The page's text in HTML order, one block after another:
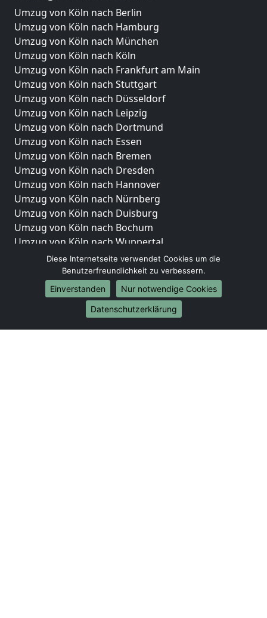
Umzug von Köln nach Berlin
Umzug von Köln nach Hamburg
Umzug von Köln nach München
Umzug von Köln nach Köln
Umzug von Köln nach Frankfurt am Main
Umzug von Köln nach Stuttgart
Umzug von Köln nach Düsseldorf
Umzug von Köln nach Leipzig
Umzug von Köln nach Dortmund
Umzug von Köln nach Essen
Umzug von Köln nach Bremen
Umzug von Köln nach Dresden
Umzug von Köln nach Hannover
Umzug von Köln nach Nürnberg
Umzug von Köln nach Duisburg
Umzug von Köln nach Bochum
Umzug von Köln nach Wuppertal
Umzug von Köln nach Bielefeld
Umzug von Köln nach Bonn
Umzug von Köln nach Münster
Internationale-Umzüge
Umzug von Köln nach Brasilien
Diese Internetseite verwendet Cookies um die
Benutzerfreundlichkeit zu verbessern.
Einverstanden
Nur notwendige Cookies
Datenschutzerklärung